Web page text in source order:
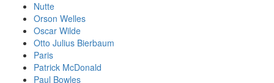
Nutte
Orson Welles
Oscar Wilde
Otto Julius Bierbaum
Paris
Patrick McDonald
Paul Bowles